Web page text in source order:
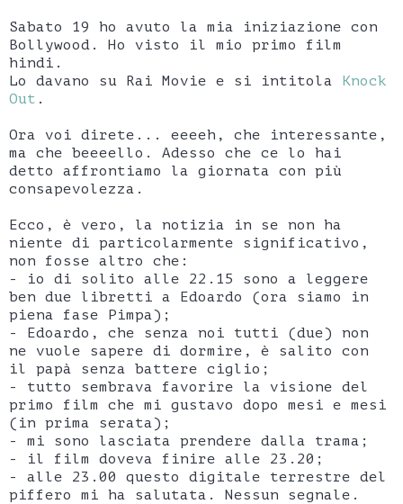
Sabato 19 ho avuto la mia iniziazione con
Bollywood. Ho visto il mio primo film
hindi.
Lo davano su Rai Movie e si intitola Knock
Out .
Ora voi direte... eeeeh, che interessante,
ma che beeeello. Adesso che ce lo hai
detto affrontiamo la giornata con più
consapevolezza.
Ecco, è vero, la notizia in se non ha
niente di particolarmente significativo,
non fosse altro che:
- io di solito alle 22.15 sono a leggere
ben due libretti a Edoardo (ora siamo in
piena fase Pimpa);
- Edoardo, che senza noi tutti (due) non
ne vuole sapere di dormire, è salito con
il papà senza battere ciglio;
- tutto sembrava favorire la visione del
primo film che mi gustavo dopo mesi e mesi
(in prima serata);
- mi sono lasciata prendere dalla trama;
- il film doveva finire alle 23.20;
- alle 23.00 questo digitale terrestre del
piffero mi ha salutata. Nessun segnale.